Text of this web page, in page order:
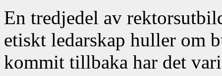
En tredjedel av
etiskt ledarskap huller om
kommit tillbaka har det